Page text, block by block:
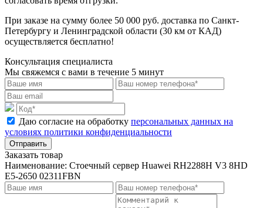
При заказе на сумму более 50 000 руб. доставка по Санкт-
Петербургу и Ленинградской области (30 км от КАД)
осуществляется бесплатно!
Консультация специалиста
Мы свяжемся с вами в течение 5 минут
Даю согласие на обработку персональных данных на
условиях политики конфиденциальности
Отправить
Заказать товар
Наименование: Стоечный сервер Huawei RH2288H V3 8HD
E5-2650 02311FBN